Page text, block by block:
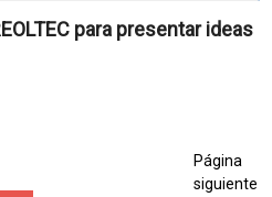
para presentar ideas
Página
siguiente